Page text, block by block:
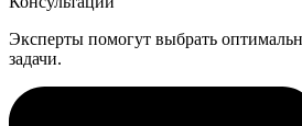
Эксперты помогут выбрать
задачи.